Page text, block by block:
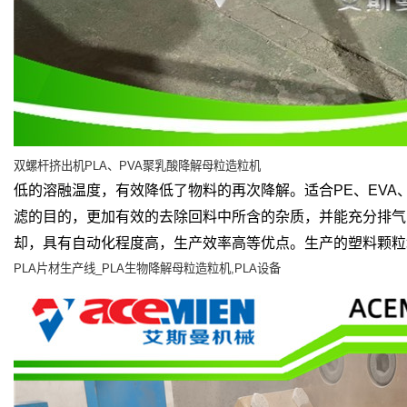
双螺杆挤出机PLA、 PVA聚乳酸降解母粒造粒机
低的溶融温度，有效降低了物料的再次降解。适合PE、 EVA
滤的目的，更加有效的去除回料中所含的杂质，并能充分排
却，具有自动化程度高，生产效率高等优点。生产的塑料颗
PLA片材生产线 _PLA生物降解母粒造粒机,PLA设备